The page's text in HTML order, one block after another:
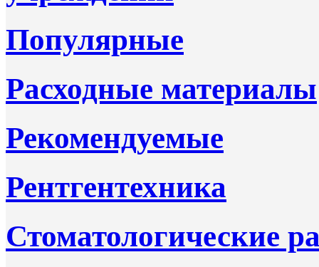
Популярные
Расходные материалы
Рекомендуемые
Рентгентехника
Стоматологические